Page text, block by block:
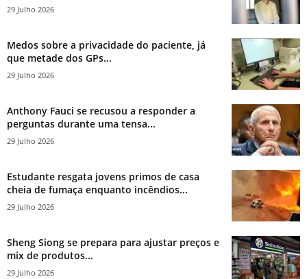
29 Julho 2026
Medos sobre a privacidade do paciente, já
que metade dos GPs...
29 Julho 2026
Anthony Fauci se recusou a responder a
perguntas durante uma tensa...
29 Julho 2026
Estudante resgata jovens primos de casa
cheia de fumaça enquanto incêndios...
29 Julho 2026
Sheng Siong se prepara para ajustar preços e
mix de produtos...
29 Julho 2026